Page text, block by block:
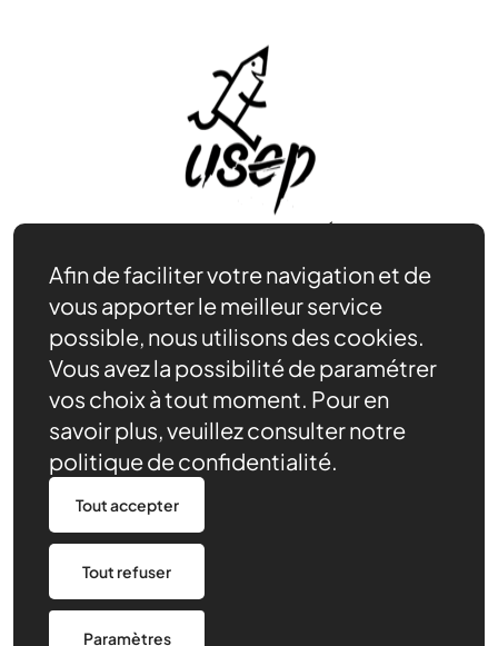
Nos actions
Nos ressources
Actualités
Être bénévole
Agenda
Notre rôle
Contact
Nous trouver
Politique de confidentialité
Made by 148
Afin de faciliter votre navigation et de
vous apporter le meilleur service
possible, nous utilisons des cookies.
Vous avez la possibilité de paramétrer
vos choix à tout moment. Pour en
savoir plus, veuillez consulter notre
politique de confidentialité.
Tout accepter
Tout refuser
Paramètres